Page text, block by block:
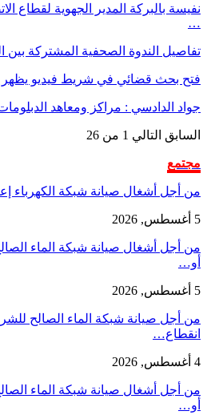
نفيسة بالبركة المدير الجهوية لقطاع
…
تفاصيل الندوة الصحفية المشتركة بين
فتح بحث قضائي في شريط فيديو يظهر
جواد الدادسي : مراكز ومعاهد
السابق التالي 1 من 26
مجتمع
من أجل أشغال صيانة شبكة الكهرباء
5 أغسطس, 2026
من أجل أشغال صيانة شبكة الماء
أو…
5 أغسطس, 2026
من أجل صيانة شبكة الماء الصالح
انقطاع…
4 أغسطس, 2026
من أجل أشغال صيانة شبكة الماء
أو…